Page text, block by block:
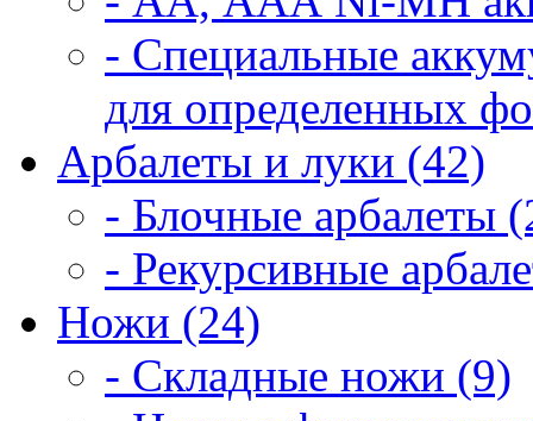
- Специальные
для определенных
Арбалеты и луки (42)
- Блочные арбалеты
- Рекурсивные
Ножи (24)
- Складные ножи (9)